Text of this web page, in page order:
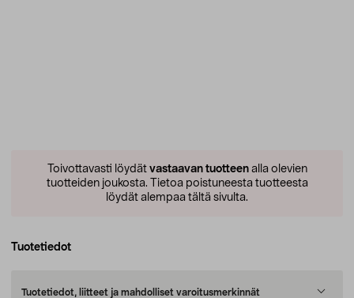
Toivottavasti löydät vastaavan tuotteenalla olevien
tuotteiden joukosta. Tietoa poistuneesta tuotteesta
löydät alempaa tältä sivulta.
Tuotetiedot
Tuotetiedot, liitteet ja mahdolliset varoitusmerkinnät